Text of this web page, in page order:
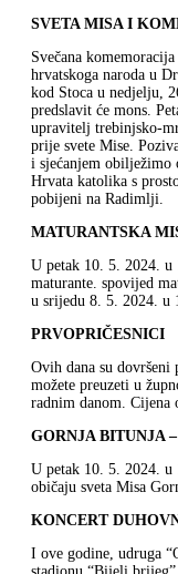
SVETA MISA I
Svečana
hrvatskoga naroda u
kod Stoca u nedjelju,
predslavit će mons.
upravitelj trebinjsko-
prije svete Mise.
i sjećanjem obilježimo
Hrvata katolika s
pobijeni na Radimlji.
MATURANTSKA
U petak 10. 5. 2024. u
maturante. spovijed
u srijedu 8. 5. 2024. u
PRVOPRIČESNICI
Ovih dana su
možete preuzeti u
radnim danom. Cijena
GORNJA BITUNJA
U petak 10. 5. 2024. u
običaju sveta Misa
KONCERT
I ove godine, udruga